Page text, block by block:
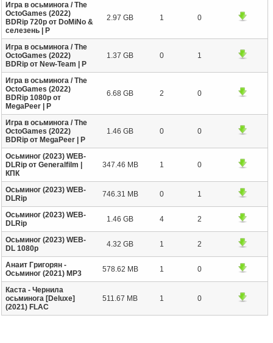
Игра в осьминога / The
OctoGames (2022)
BDRip 720p от DoMiNo &
селезень | P
2.97 GB 1 0
Игра в осьминога / The
OctoGames (2022)
BDRip от New-Team | P
1.37 GB 0 1
Игра в осьминога / The
OctoGames (2022)
BDRip 1080p от
MegaPeer | P
6.68 GB 2 0
Игра в осьминога / The
OctoGames (2022)
BDRip от MegaPeer | P
1.46 GB 0 0
Осьминог (2023) WEB-
DLRip от Generalfilm |
КПК
347.46 MB 1 0
Осьминог (2023) WEB-
DLRip
746.31 MB 0 1
Осьминог (2023) WEB-
DLRip
1.46 GB 4 2
Осьминог (2023) WEB-
DL 1080p
4.32 GB 1 2
Анаит Григорян -
Осьминог (2021) MP3
578.62 MB 1 0
Каста - Чернила
осьминога [Deluxe]
(2021) FLAC
511.67 MB 1 0